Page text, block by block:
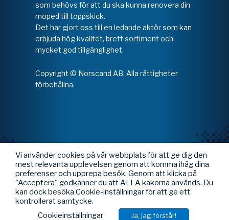
som behövs för att du ska kunna renovera din
moped till toppskick.
Det har gjort oss till en ledande aktör som kan
erbjuda hög kvalitet, brett sortiment och
mycket god tillgänglighet.
Copyright © Norscand AB. Alla rättigheter
förbehållna.
Vi använder cookies på vår webbplats för att ge dig den
mest relevanta upplevelsen genom att komma ihåg dina
preferenser och upprepa besök. Genom att klicka på
"Acceptera" godkänner du att ALLA kakorna används. Du
kan dock besöka Cookie-inställningar för att ge ett
kontrollerat samtycke.
Cookieinställningar
Ja, jag förstår!